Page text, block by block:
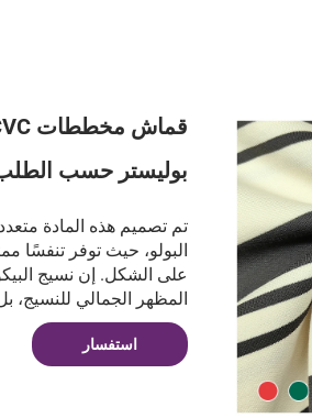
بوليستر حسب
تم تصميم هذه المادة
البولو، حيث توفر تنفسًا
على الشكل. إن نسيج
المظهر الجمالي للنسيج،
استفسار